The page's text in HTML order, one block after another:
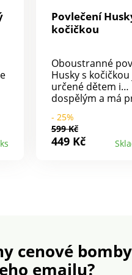
Povlečení
kočičkou
Oboustranné
Husky s kočičkou
určené dětem i
dospělým a má
Povlečení perte z
strany se
zipem a podle
100%
ÖKO-TEX Standard
- 25%
599 Kč
449 Kč
cenové bomby
emailu?